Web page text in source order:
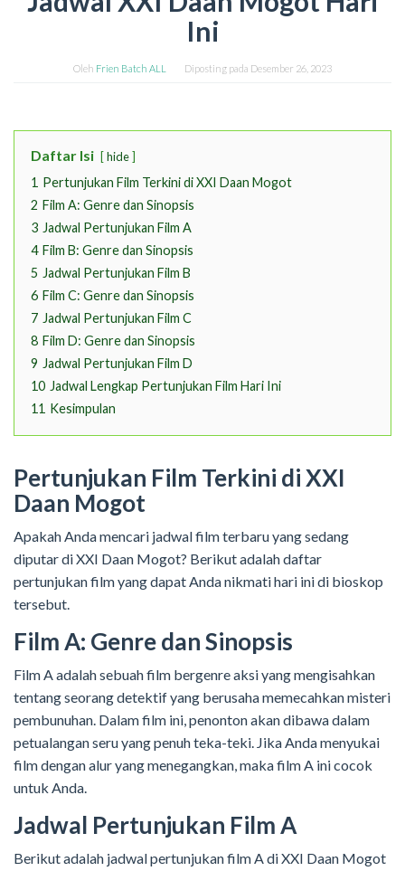
Ini
Oleh Frien Batch ALL Diposting pada Desember 26, 2023
Daftar Isi hide
1 Pertunjukan Film Terkini di XXI Daan Mogot
2 Film A: Genre dan Sinopsis
3 Jadwal Pertunjukan Film A
4 Film B: Genre dan Sinopsis
5 Jadwal Pertunjukan Film B
6 Film C: Genre dan Sinopsis
7 Jadwal Pertunjukan Film C
8 Film D: Genre dan Sinopsis
9 Jadwal Pertunjukan Film D
10 Jadwal Lengkap Pertunjukan Film Hari Ini
11 Kesimpulan
Pertunjukan Film Terkini di XXI
Daan Mogot
Apakah Anda mencari jadwal film terbaru yang sedang
diputar di XXI Daan Mogot? Berikut adalah daftar
pertunjukan film yang dapat Anda nikmati hari ini di bioskop
tersebut.
Film A: Genre dan Sinopsis
Film A adalah sebuah film bergenre aksi yang mengisahkan
tentang seorang detektif yang berusaha memecahkan misteri
pembunuhan. Dalam film ini, penonton akan dibawa dalam
petualangan seru yang penuh teka-teki. Jika Anda menyukai
film dengan alur yang menegangkan, maka film A ini cocok
untuk Anda.
Jadwal Pertunjukan Film A
Berikut adalah jadwal pertunjukan film A di XXI Daan Mogot